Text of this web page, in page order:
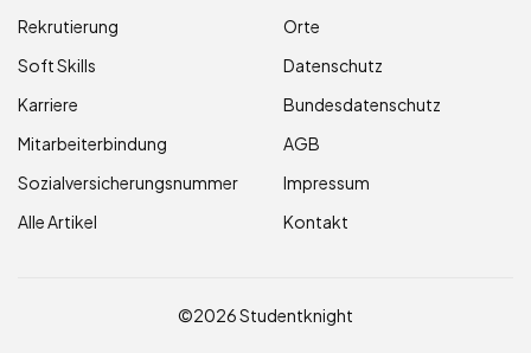
Rekrutierung
Soft Skills
Karriere
Mitarbeiterbindung
Sozialversicherungsnummer
Alle Artikel
Orte
Datenschutz
Bundesdatenschutz
AGB
Impressum
Kontakt
©2026 Studentknight